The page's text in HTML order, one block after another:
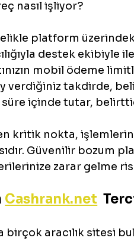
nasıl işliyor?
platform
destek ekibiyle
mobil ödeme
verdiğiniz takdirde,
süre içinde tutar,
kritik nokta,
Güvenilir bozum
zarar gelme
Cashrank.net
birçok aracılık sitesi